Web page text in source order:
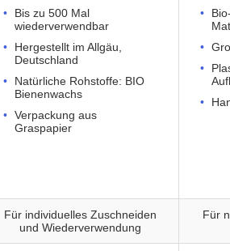
Bis zu 500 Mal
wiederverwendbar
Hergestellt im Allgäu,
Deutschland
Natürliche Rohstoffe: BIO
Bienenwachs
Verpackung aus
Graspapier
Für individuelles Zuschneiden
und Wiederverwendung
Für